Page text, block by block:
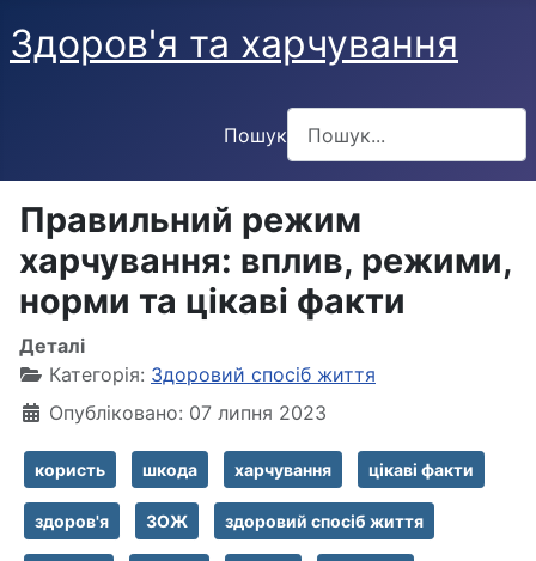
Здоров'я та харчування
Пошук
Type 2 or more characters
Правильний режим
харчування: вплив, режими,
норми та цікаві факти
Деталі
Категорія: Здоровий спосіб життя
Опубліковано: 07 липня 2023
користь шкода харчування цікаві факти
здоров'я ЗОЖ здоровий спосіб життя